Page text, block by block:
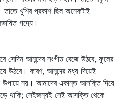
তাতে খুশির প্রকাশ ছিল অনেকটাই
গদ্যে।
সেদিন আনন্দের সংগীত বেজে উঠবে, ফুলের
উঠবে। কারণ, আনন্দের মধ্য দিয়েই
নয়। আমাদের একান্ত আসক্তি দিয়ে
থাকি; সেইজন্যই সেই আসক্তি থেকে